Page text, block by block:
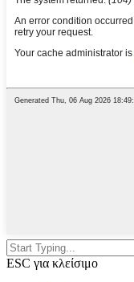
ESC για κλείσιμο